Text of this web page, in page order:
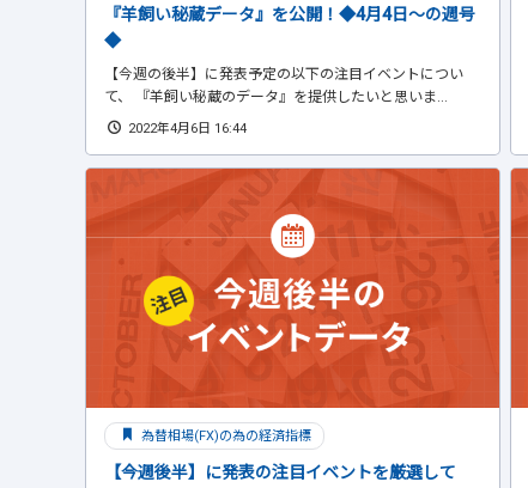
『羊飼い秘蔵データ』を公開！◆4月4日～の週号
◆
【今週の後半】に発表予定の以下の注目イベントについ
て、 『羊飼い秘蔵のデータ』を提供したいと思いま...
2022年4月6日 16:44
為替相場(FX)の為の経済指標
【今週後半】に発表の注目イベントを厳選して